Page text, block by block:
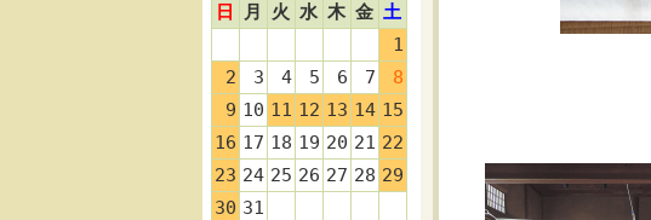
日
月 火 水 木 金 土
1
2
3 4 5 6 7
8
9 10 11 12 13 14 15
16 17 18 19 20 21 22
23 24 25 26 27 28 29
30 31